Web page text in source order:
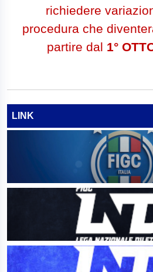
richiedere
procedura che
partire dal 1°
LINK